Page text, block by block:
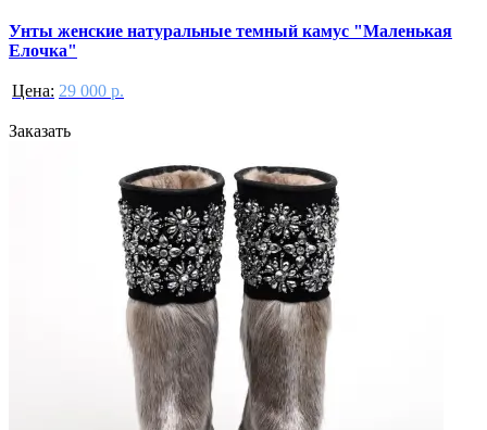
Унты женские натуральные темный камус "Маленькая
Елочка"
Цена: 29 000 р.
Заказать